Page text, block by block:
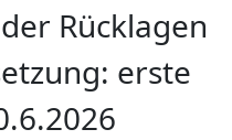
Rücklagen
erste